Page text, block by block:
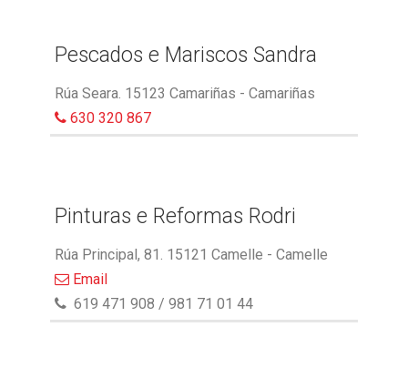
Pescados e Mariscos Sandra
Rúa Seara. 15123 Camariñas - Camariñas
630 320 867
Pinturas e Reformas Rodri
Rúa Principal, 81. 15121 Camelle - Camelle
Email
619 471 908 / 981 71 01 44